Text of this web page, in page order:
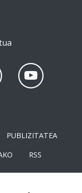
PUBLIZITATEA
RSS